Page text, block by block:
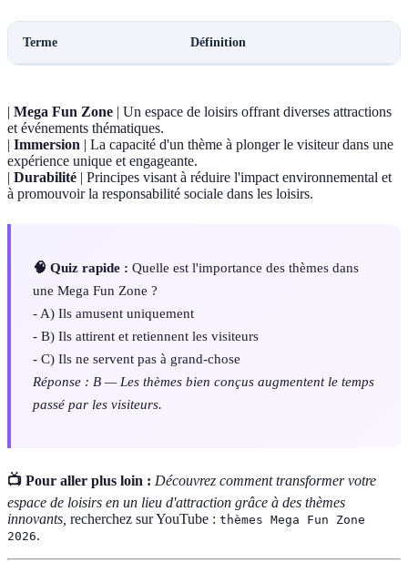
Terme Définition
| Mega Fun Zone | Un espace de loisirs offrant diverses attractions
et événements thématiques.
| Immersion | La capacité d'un thème à plonger le visiteur dans une
expérience unique et engageante.
| Durabilité | Principes visant à réduire l'impact environnemental et
à promouvoir la responsabilité sociale dans les loisirs.
🧠 Quiz rapide : Quelle est l'importance des thèmes dans
une Mega Fun Zone ?
- A) Ils amusent uniquement
- B) Ils attirent et retiennent les visiteurs
- C) Ils ne servent pas à grand-chose
Réponse : B — Les thèmes bien conçus augmentent le temps
passé par les visiteurs.
📺 Pour aller plus loin : Découvrez comment transformer votre
espace de loisirs en un lieu d'attraction grâce à des thèmes
innovants, recherchez sur YouTube : thèmes Mega Fun Zone
2026.